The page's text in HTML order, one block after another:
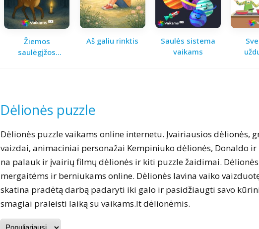
Žiemos
saulėgįžos
Aš galiu rinktis
Saulės sistema
vaikams
Dėlionės puzzle
Dėlionės puzzle vaikams online internetu. Įvairiausios dėlionės,
vaizdai, animaciniai personažai Kempiniuko dėlionės, Donaldo
na palauk ir įvairių filmų dėlionės ir kiti puzzle žaidimai.
mergaitėms ir berniukams online. Dėlionės lavina vaiko
skatina pradėtą darbą padaryti iki galo ir pasidžiaugti savo
smagiai praleisti laiką su vaikams.lt dėlionėmis.